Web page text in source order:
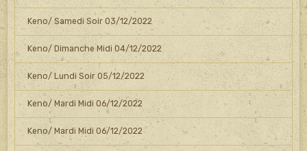
Keno/ Samedi Soir 03/12/2022
Keno/ Dimanche Midi 04/12/2022
Keno/ Lundi Soir 05/12/2022
Keno/ Mardi Midi 06/12/2022
Keno/ Mardi Midi 06/12/2022